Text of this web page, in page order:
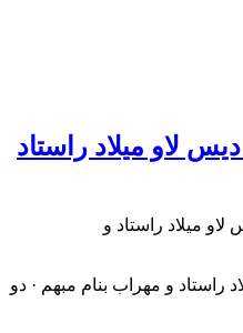
لاو میلاد راستاد
راستاد و مهراب بنام مبهم · دو